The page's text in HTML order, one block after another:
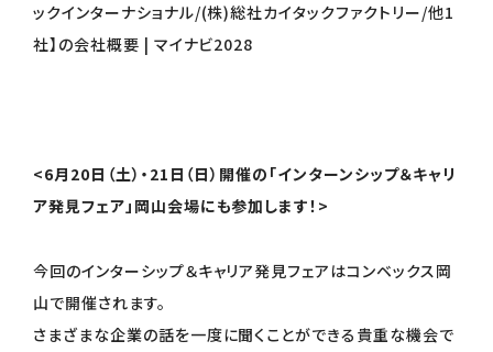
ックインターナショナル/(株)総社カイタックファクトリー/他1
社】の会社概要 | マイナビ2028
<6月20日（土）・21日（日）開催の「インターンシップ＆キャリ
ア発見フェア」岡山会場にも参加します！>
今回のインターシップ＆キャリア発見フェアはコンベックス岡
山で開催されます。
さまざまな企業の話を一度に聞くことができる貴重な機会で